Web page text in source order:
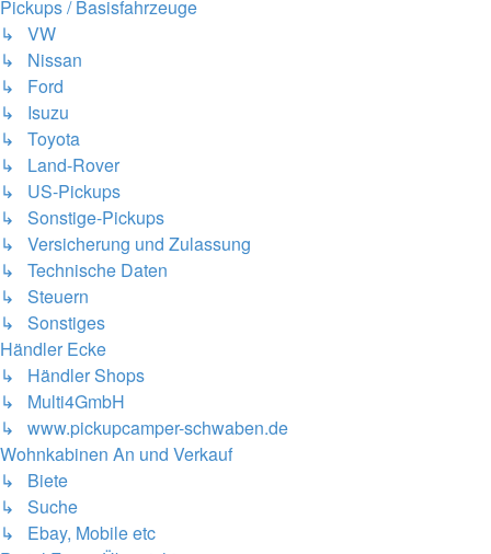
Pickups / Basisfahrzeuge
↳ VW
↳ Nissan
↳ Ford
↳ Isuzu
↳ Toyota
↳ Land-Rover
↳ US-Pickups
↳ Sonstige-Pickups
↳ Versicherung und Zulassung
↳ Technische Daten
↳ Steuern
↳ Sonstiges
Händler Ecke
↳ Händler Shops
↳ Multi4GmbH
↳ www.pickupcamper-schwaben.de
Wohnkabinen An und Verkauf
↳ Biete
↳ Suche
↳ Ebay, Mobile etc